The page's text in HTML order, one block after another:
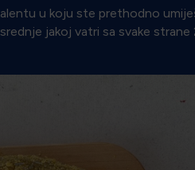
u koju ste prethodno
jakoj vatri sa svake